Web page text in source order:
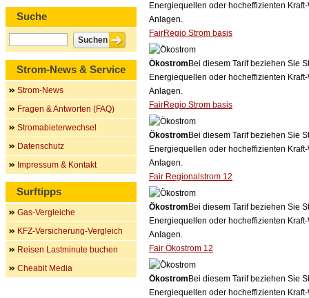
Energiequellen oder hocheffizienten
Anlagen.
FairRegio Strom basis
Ökostrom Bei diesem Tarif beziehen Sie
Energiequellen oder hocheffizienten
Anlagen.
FairRegio Strom basis
Ökostrom Bei diesem Tarif beziehen Sie
Energiequellen oder hocheffizienten
Anlagen.
Fair Regionalstrom 12
Ökostrom Bei diesem Tarif beziehen Sie
Energiequellen oder hocheffizienten
Anlagen.
Fair Ökostrom 12
Ökostrom Bei diesem Tarif beziehen Sie
Energiequellen oder hocheffizienten
Suche
Strom-News & Service
Strom-News
Fragen & Antworten (FAQ)
Stromabieterwechsel
Datenschutz
Impressum & Kontakt
Surftipps
Gas-Vergleiche
KFZ-Versicherung-Vergleich
Reisen Lastminute buchen
Cheabit Media